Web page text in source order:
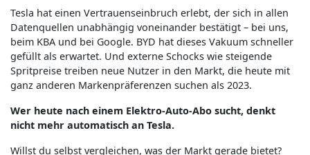
Tesla hat einen Vertrauenseinbruch erlebt, der sich in allen
Datenquellen unabhängig voneinander bestätigt – bei uns,
beim KBA und bei Google. BYD hat dieses Vakuum schneller
gefüllt als erwartet. Und externe Schocks wie steigende
Spritpreise treiben neue Nutzer in den Markt, die heute mit
ganz anderen Markenpräferenzen suchen als 2023.
Wer heute nach einem Elektro-Auto-Abo sucht, denkt
nicht mehr automatisch an Tesla.
Willst du selbst vergleichen, was der Markt gerade bietet?